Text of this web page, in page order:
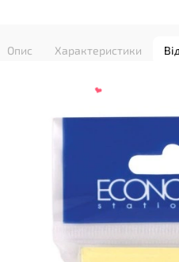
Опис Характеристики
❤